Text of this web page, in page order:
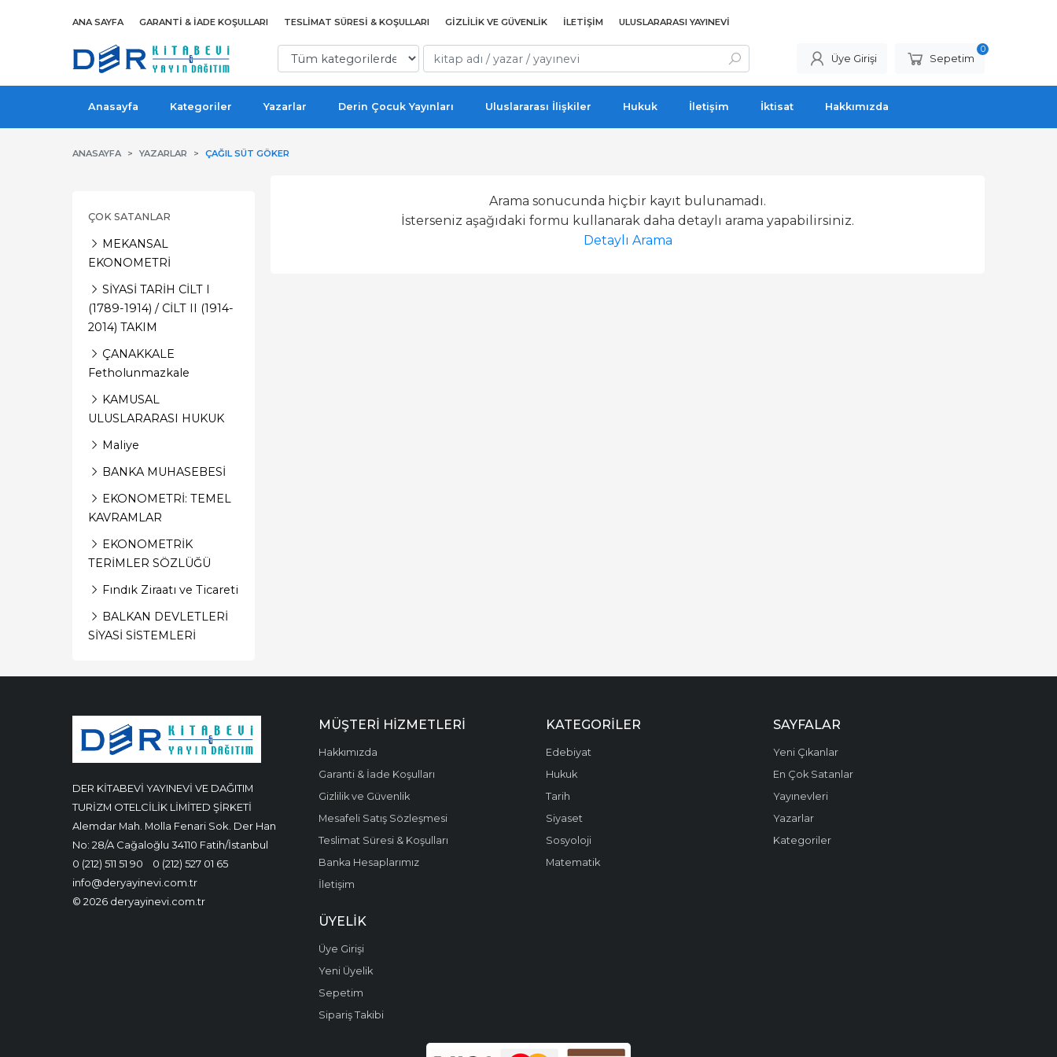
ANA SAYFA GARANTI & İADE KOŞULLARI TESLIMAT SÜRESI & KOŞULLARI GIZLILIK VE GÜVENLIK İLETIŞIM ULUSLARARASI YAYINEVI
Üye Girişi Sepetim
0
Anasayfa Kategoriler Yazarlar Derin Çocuk Yayınları Uluslararası İlişkiler Hukuk İletişim İktisat Hakkımızda
ANASAYFA YAZARLAR ÇAĞIL SÜT GÖKER
ÇOK SATANLAR
MEKANSAL
EKONOMETRİ
SİYASİ TARİH CİLT I
(1789-1914) / CİLT II (1914-
2014) TAKIM
ÇANAKKALE
Fetholunmazkale
KAMUSAL
ULUSLARARASI HUKUK
Maliye
BANKA MUHASEBESİ
EKONOMETRİ: TEMEL
KAVRAMLAR
EKONOMETRİK
TERİMLER SÖZLÜĞÜ
Fındık Ziraatı ve Ticareti
BALKAN DEVLETLERİ
SİYASİ SİSTEMLERİ
Arama sonucunda hiçbir kayıt bulunamadı.
İsterseniz aşağıdaki formu kullanarak daha detaylı arama yapabilirsiniz.
Detaylı Arama
DER KİTABEVİ YAYINEVİ VE DAĞITIM
TURİZM OTELCİLİK LİMİTED ŞİRKETİ
Alemdar Mah. Molla Fenari Sok. Der Han
No: 28/A Cağaloğlu 34110 Fatih/İstanbul
0 (212) 511 51 90
0 (212) 527 01 65
info@deryayinevi.com.tr
© 2026 deryayinevi.com.tr
MÜŞTERI HIZMETLERI
Hakkımızda
Garanti & İade Koşulları
Gizlilik ve Güvenlik
Mesafeli Satış Sözleşmesi
Teslimat Süresi & Koşulları
Banka Hesaplarımız
İletişim
KATEGORILER
Edebiyat
Hukuk
Tarih
Siyaset
Sosyoloji
Matematik
SAYFALAR
Yeni Çıkanlar
En Çok Satanlar
Yayınevleri
Yazarlar
Kategoriler
ÜYELIK
Üye Girişi
Yeni Üyelik
Sepetim
Sipariş Takibi